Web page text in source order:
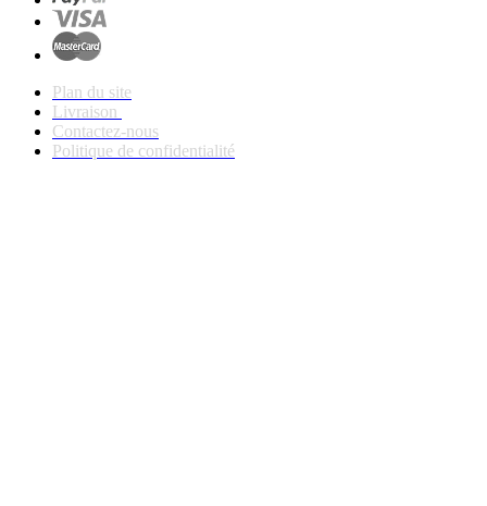
Plan du site
Livraison
Contactez-nous
Politique de confidentialité